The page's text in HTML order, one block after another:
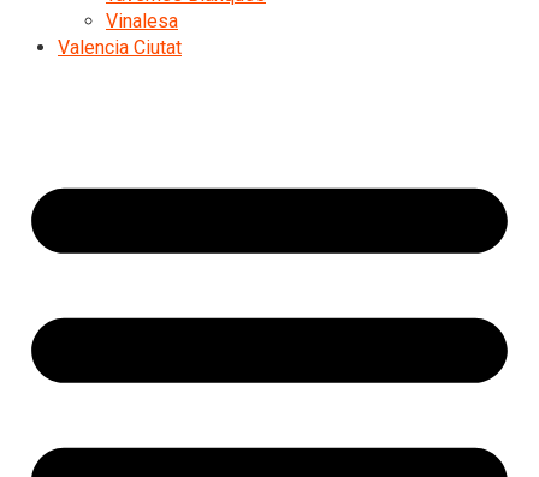
Vinalesa
Valencia Ciutat